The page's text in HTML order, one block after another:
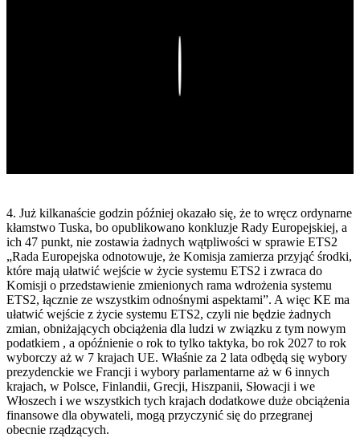
4. Już kilkanaście godzin później okazało się, że to wręcz ordynarne
kłamstwo Tuska, bo opublikowano konkluzje Rady Europejskiej, a
ich 47 punkt, nie zostawia żadnych wątpliwości w sprawie ETS2
„Rada Europejska odnotowuje, że Komisja zamierza przyjąć środki,
które mają ułatwić wejście w życie systemu ETS2 i zwraca do
Komisji o przedstawienie zmienionych rama wdrożenia systemu
ETS2, łącznie ze wszystkim odnośnymi aspektami”. A więc KE ma
ułatwić wejście z życie systemu ETS2, czyli nie będzie żadnych
zmian, obniżających obciążenia dla ludzi w związku z tym nowym
podatkiem , a opóźnienie o rok to tylko taktyka, bo rok 2027 to rok
wyborczy aż w 7 krajach UE. Właśnie za 2 lata odbędą się wybory
prezydenckie we Francji i wybory parlamentarne aż w 6 innych
krajach, w Polsce, Finlandii, Grecji, Hiszpanii, Słowacji i we
Włoszech i we wszystkich tych krajach dodatkowe duże obciążenia
finansowe dla obywateli, mogą przyczynić się do przegranej
obecnie rządzących.